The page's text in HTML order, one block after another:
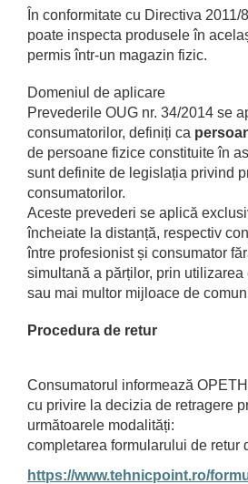
În conformitate cu Directiva 2011/
poate inspecta produsele în
permis într-un magazin fizic.
Domeniul de aplicare
Prevederile OUG nr. 34/2014 se
consumatorilor, definiți ca
de persoane fizice constituite în
sunt definite de legislația privind
consumatorilor.
Aceste prevederi se aplică
încheiate la distanță, respectiv
între profesionist și consumator
simultană a părților, prin
sau mai multor mijloace de
Procedura de retur
Consumatorul informează
cu privire la decizia de retragere
următoarele modalități:
completarea formularului de retur
https://www.tehnicpoint.ro/